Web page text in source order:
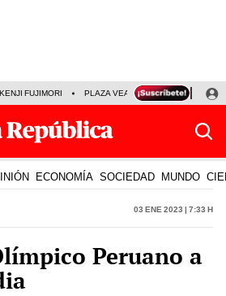
KENJI FUJIMORI PLAZA VEA FERIADOS
ECONOMÍA SOCIEDAD MUNDO
03 Ene 2023 | 7:33 h
Peruano a